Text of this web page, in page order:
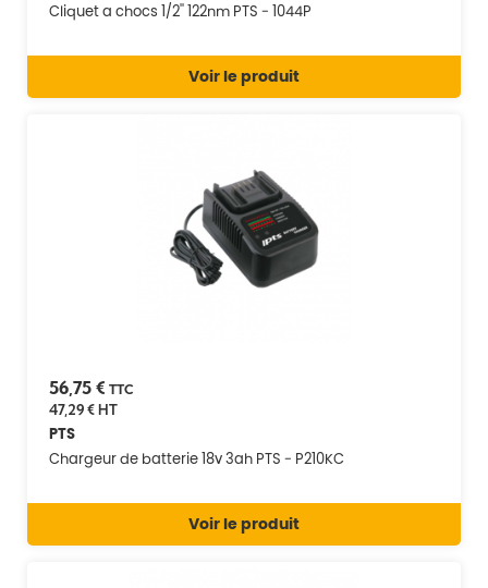
Cliquet a chocs 1/2'' 122nm PTS - 1044P
Voir le produit
56,75 € TTC
47,29 €HT
PTS
Chargeur de batterie 18v 3ah PTS - P210KC
Voir le produit